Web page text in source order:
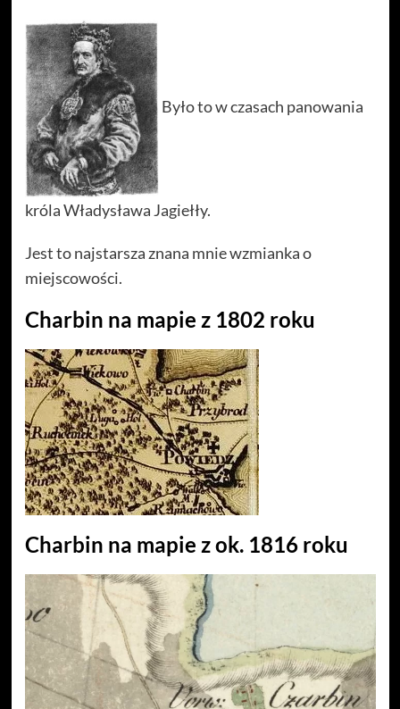
Było to w czasach panowania
króla Władysława Jagiełły.
Jest to najstarsza znana mnie wzmianka o
miejscowości.
Charbin na mapie z 1802 roku
Charbin na mapie z ok. 1816 roku